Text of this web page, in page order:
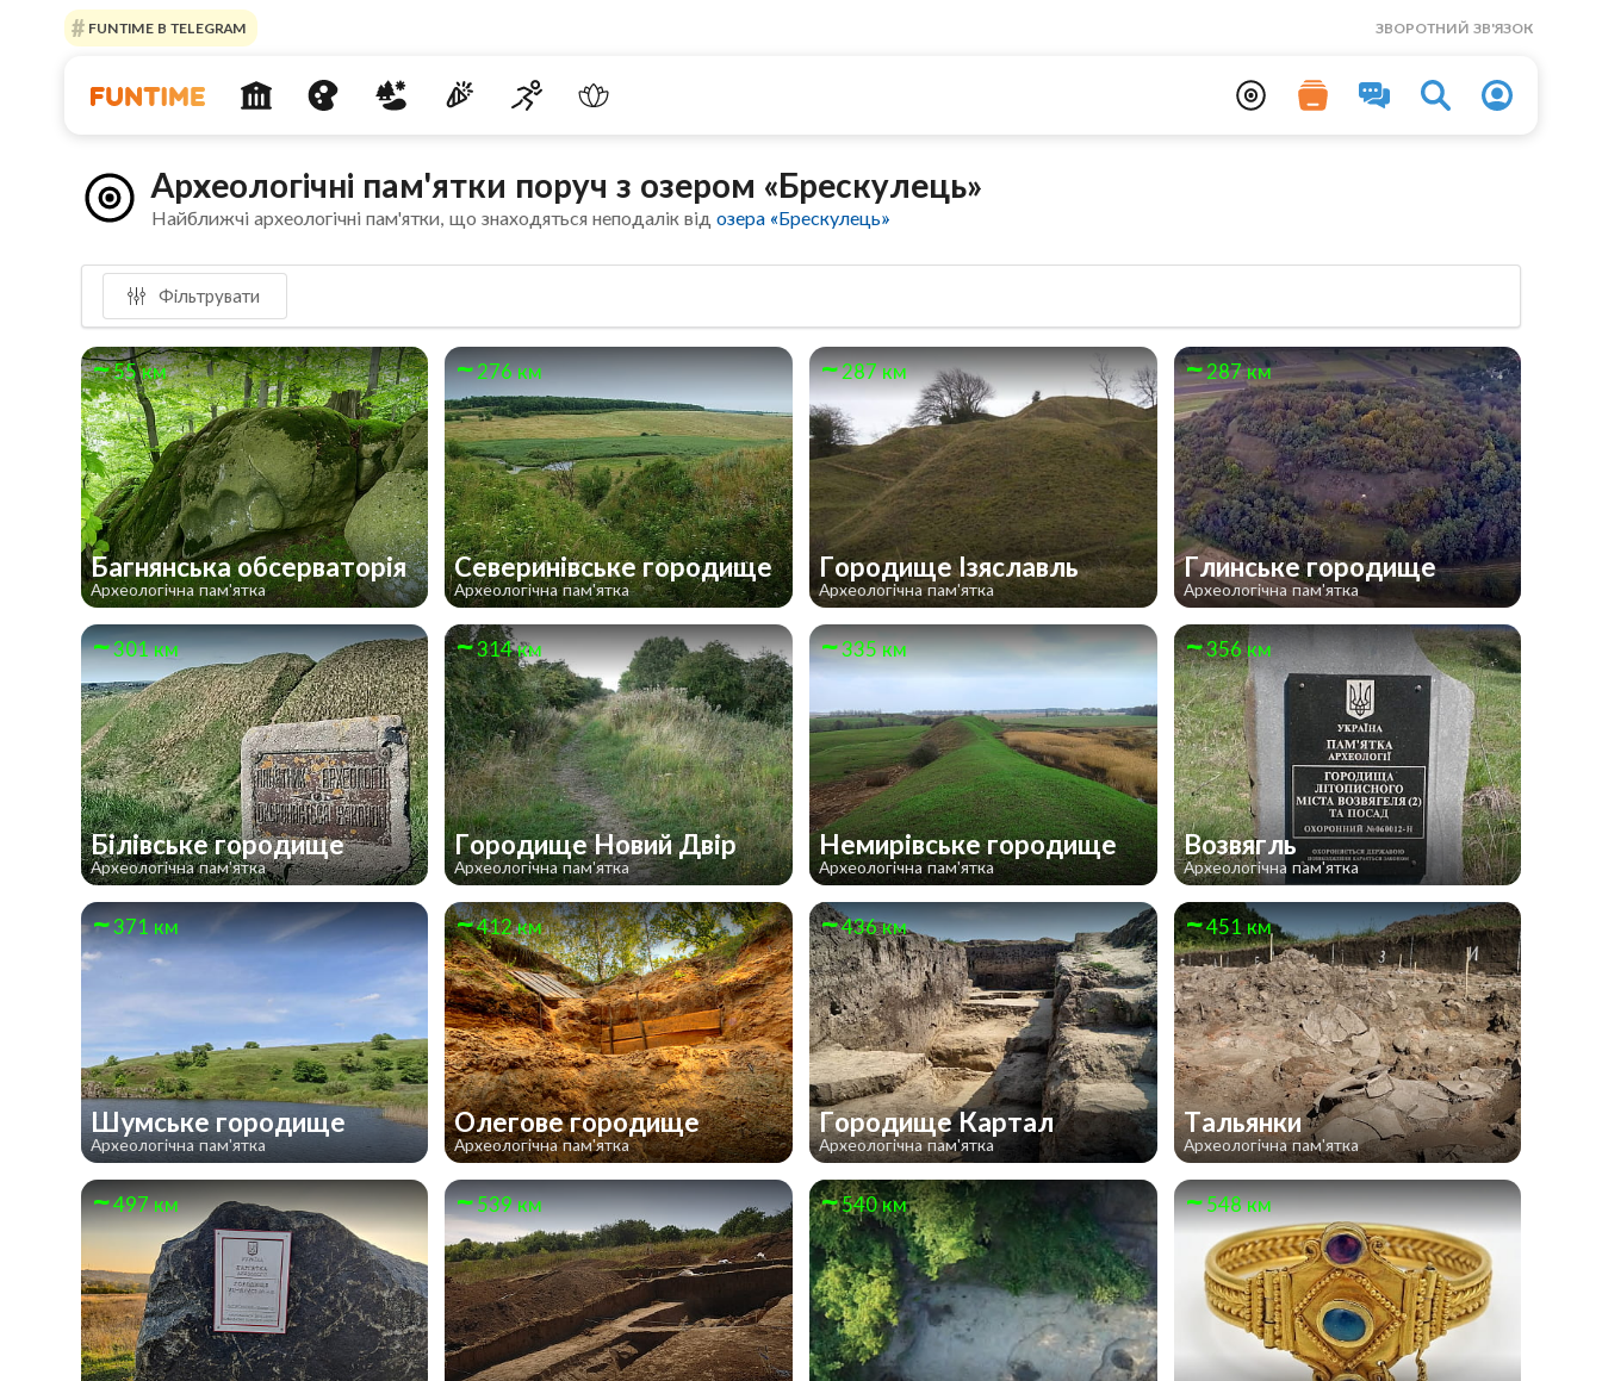
FUNTIME В TELEGRAM ЗВОРОТНИЙ ЗВ'ЯЗОК
Археологічні пам'ятки поруч з озером «Брескулeць»
Найближчі археологічні пам'ятки, що знаходяться неподалік відозера «Брескулeць»
Фільтрувати
55 км
Багнянська обсерваторія
Археологічна пам'ятка
276 км
Северинівське городище
Археологічна пам'ятка
287 км
Городище Ізяславль
Археологічна пам'ятка
287 км
Глинське городище
Археологічна пам'ятка
301 км
Білівське городище
Археологічна пам'ятка
314 км
Городище Новий Двір
Археологічна пам'ятка
335 км
Немирівське городище
Археологічна пам'ятка
356 км
Возвягль
Археологічна пам'ятка
371 км
Шумське городище
Археологічна пам'ятка
412 км
Олегове городище
Археологічна пам'ятка
436 км
Городище Картал
Археологічна пам'ятка
451 км
Тальянки
Археологічна пам'ятка
497 км 539 км 540 км 548 км